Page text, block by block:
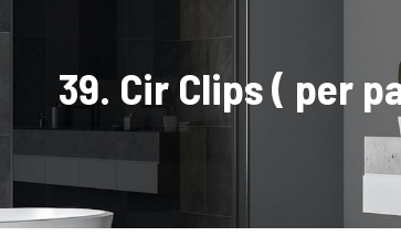
39. Cir Clips ( per